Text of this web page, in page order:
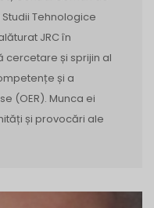
Tehnologice
JRC în
cercetare și sprijin al
și a
(OER). Munca ei
și provocări ale